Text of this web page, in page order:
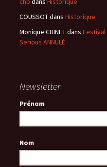
COUSSOTdans Historique
Monique CUINETdans Festival
Serious ANNULÉ
Newsletter
Prénom
Nom